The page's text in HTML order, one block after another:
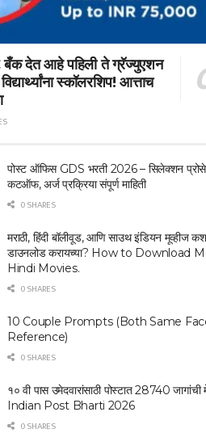
देत आहे पहिली ते ग्रॅज्युएशन
स्कॉलरशिप! आत्ताच
पोस्ट ऑफिस GDS भरती 2026 – सिलेक्शन
कटऑफ, अर्ज प्रक्रिया संपूर्ण माहिती
0 SHARES
मराठी, हिंदी बॉलीवूड, आणि साउथ इंडियन मूव्हीज
डाउनलोड करायच्या? How to Download
Hindi Movies.
0 SHARES
10 Couple Prompts (Both Same
Reference)
0 SHARES
१० वी पास उमेदवारांसाठी पोस्टात 28740 जागांची
Indian Post Bharti 2026
0 SHARES